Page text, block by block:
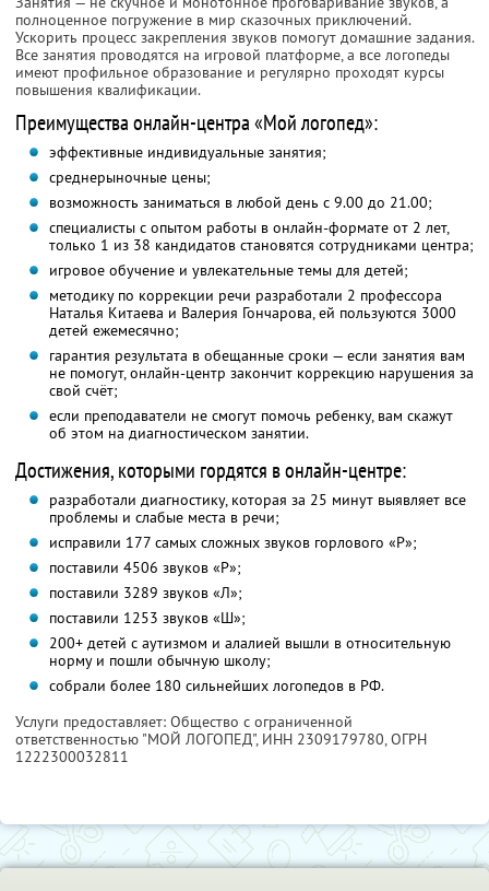
полноценное погружение в мир сказочных приключений.
Ускорить процесс закрепления звуков помогут домашние задания.
Все занятия проводятся на игровой платформе, а все логопеды
имеют профильное образование и регулярно проходят курсы
повышения квалификации.
Преимущества онлайн-центра «Мой логопед»:
эффективные индивидуальные занятия;
среднерыночные цены;
возможность заниматься в любой день с 9.00 до 21.00;
специалисты с опытом работы в онлайн-формате от 2 лет,
только 1 из 38 кандидатов становятся сотрудниками центра;
игровое обучение и увлекательные темы для детей;
методику по коррекции речи разработали 2 профессора
Наталья Китаева и Валерия Гончарова, ей пользуются 3000
детей ежемесячно;
гарантия результата в обещанные сроки — если занятия вам
не помогут, онлайн-центр закончит коррекцию нарушения за
свой счёт;
если преподаватели не смогут помочь ребенку, вам скажут
об этом на диагностическом занятии.
Достижения, которыми гордятся в онлайн-центре:
разработали диагностику, которая за 25 минут выявляет все
проблемы и слабые места в речи;
исправили 177 самых сложных звуков горлового «Р»;
поставили 4506 звуков «Р»;
поставили 3289 звуков «Л»;
поставили 1253 звуков «Ш»;
200+ детей с аутизмом и алалией вышли в относительную
норму и пошли обычную школу;
собрали более 180 сильнейших логопедов в РФ.
Услуги предоставляет: Общество с ограниченной
ответственностью "МОЙ ЛОГОПЕД", ИНН 2309179780, ОГРН
1222300032811